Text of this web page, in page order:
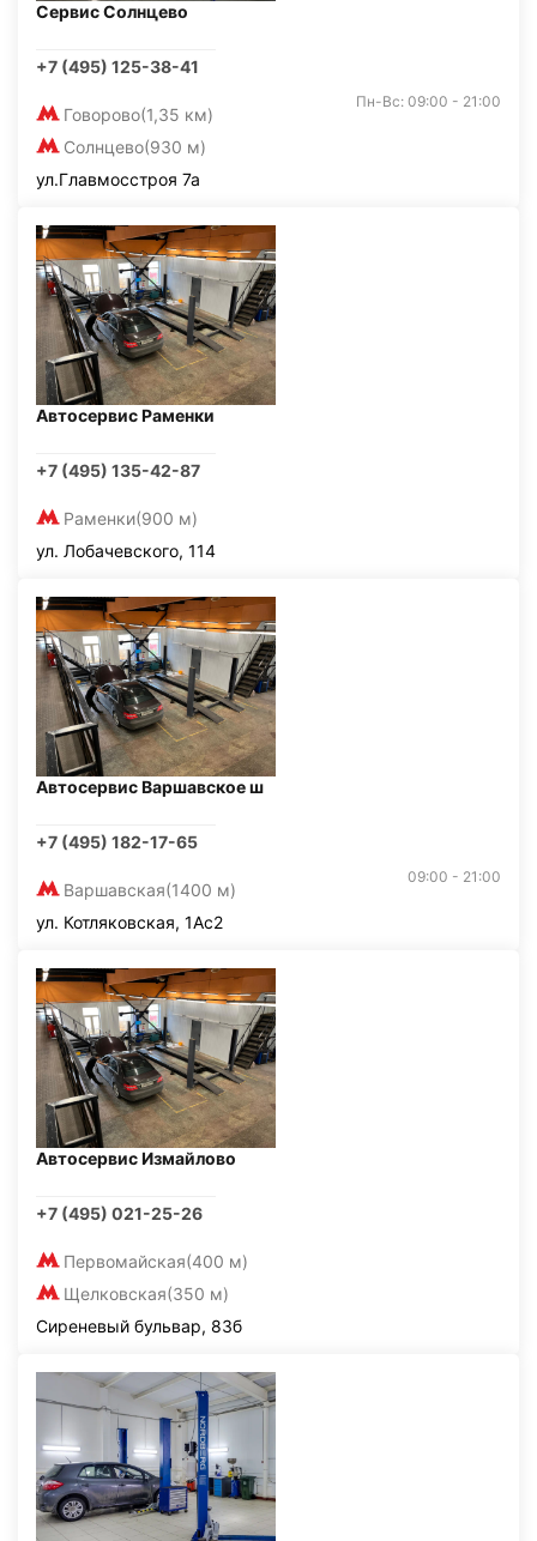
Сервис Солнцево
+7 (495) 125-38-41
Говорово(1,35 км)
Солнцево(930 м)
Пн-Вс: 09:00 - 21:00
ул.Главмосстроя 7а
Автосервис Раменки
+7 (495) 135-42-87
Раменки(900 м)
ул. Лобачевского, 114
Автосервис Варшавское ш
+7 (495) 182-17-65
Варшавская(1400 м)
09:00 - 21:00
ул. Котляковская, 1Ас2
Автосервис Измайлово
+7 (495) 021-25-26
Первомайская(400 м)
Щелковская(350 м)
Сиреневый бульвар, 83б